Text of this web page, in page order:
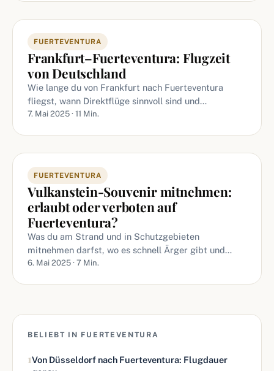
FUERTEVENTURA
Frankfurt–Fuerteventura: Flugzeit
von Deutschland
Wie lange du von Frankfurt nach Fuerteventura
fliegst, wann Direktflüge sinnvoll sind und…
7. Mai 2025 · 11 Min.
FUERTEVENTURA
Vulkanstein-Souvenir mitnehmen:
erlaubt oder verboten auf
Fuerteventura?
Was du am Strand und in Schutzgebieten
mitnehmen darfst, wo es schnell Ärger gibt und…
6. Mai 2025 · 7 Min.
BELIEBT IN FUERTEVENTURA
1Von Düsseldorf nach Fuerteventura: Flugdauer